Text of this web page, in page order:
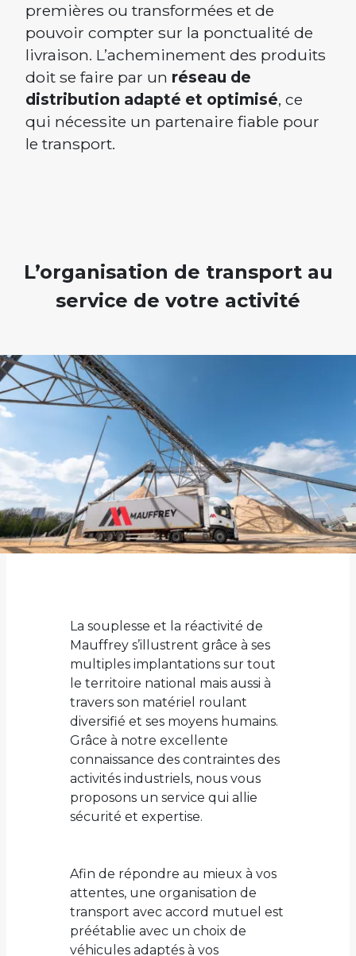
premières ou transformées et de
pouvoir compter sur la ponctualité de
livraison. L’acheminement des produits
doit se faire par un réseau de
distribution adapté et optimisé, ce
qui nécessite un partenaire fiable pour
le transport.
L’organisation de transport au
service de votre activité
La souplesse et la réactivité de
Mauffrey s’illustrent grâce à ses
multiples implantations sur tout
le territoire national mais aussi à
travers son matériel roulant
diversifié et ses moyens humains.
Grâce à notre excellente
connaissance des contraintes des
activités industriels, nous vous
proposons un service qui allie
sécurité et expertise.
Afin de répondre au mieux à vos
attentes, une organisation de
transport avec accord mutuel est
préétablie avec un choix de
véhicules adaptés à vos